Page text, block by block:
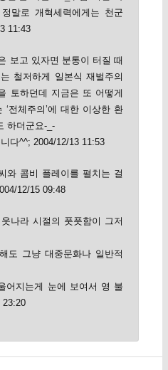
말로 개혁세력에게는 천군
11:43
보고 있자면 분통이 터질 때
철저하게 일본식 재벌주의
토하던데 지금은 또 어떻게
전체주의’에 대한 이상한 환
하더군요-_-
다^^; 2004/12/13 11:53
와 콤비 플레이를 펼치는 걸
12/15 09:48
나라 시절의 풋풋함이 그저
도 그냥 대중문화나 일반적
어지는게 눈에 보여서 영 불
23:20